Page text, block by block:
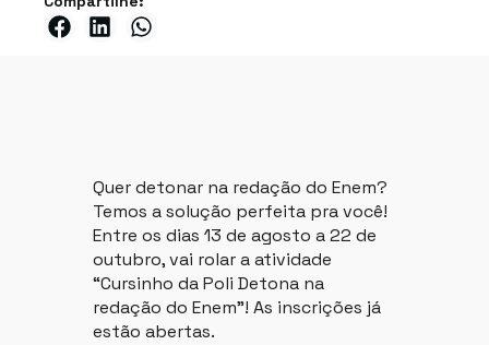
Quer detonar na redação do Enem?
Temos a solução perfeita pra você!
Entre os dias 13 de agosto a 22 de
outubro, vai rolar a atividade
“Cursinho da Poli Detona na
redação do Enem”! As inscrições já
estão abertas.